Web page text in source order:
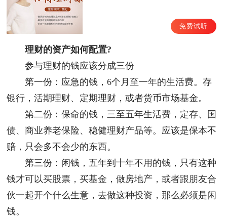
免费试听
理财的资产如何配置?
参与理财的钱应该分成三份
第一份：应急的钱，6个月至一年的生活费。存
银行，活期理财、定期理财，或者货币市场基金。
第二份：保命的钱，三至五年生活费，定存、国
债、商业养老保险、稳健理财产品等。应该是保本不
赔，只会多不会少的东西。
第三份：闲钱，五年到十年不用的钱，只有这种
钱才可以买股票，买基金，做房地产，或者跟朋友合
伙一起开个什么生意，去做这种投资，那么必须是闲
钱。